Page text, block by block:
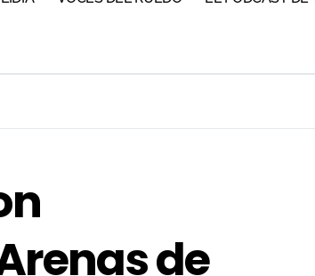
Crespo y el aroma de Morante
en una tarde triunfal en Azuaga
de El Puerto
de